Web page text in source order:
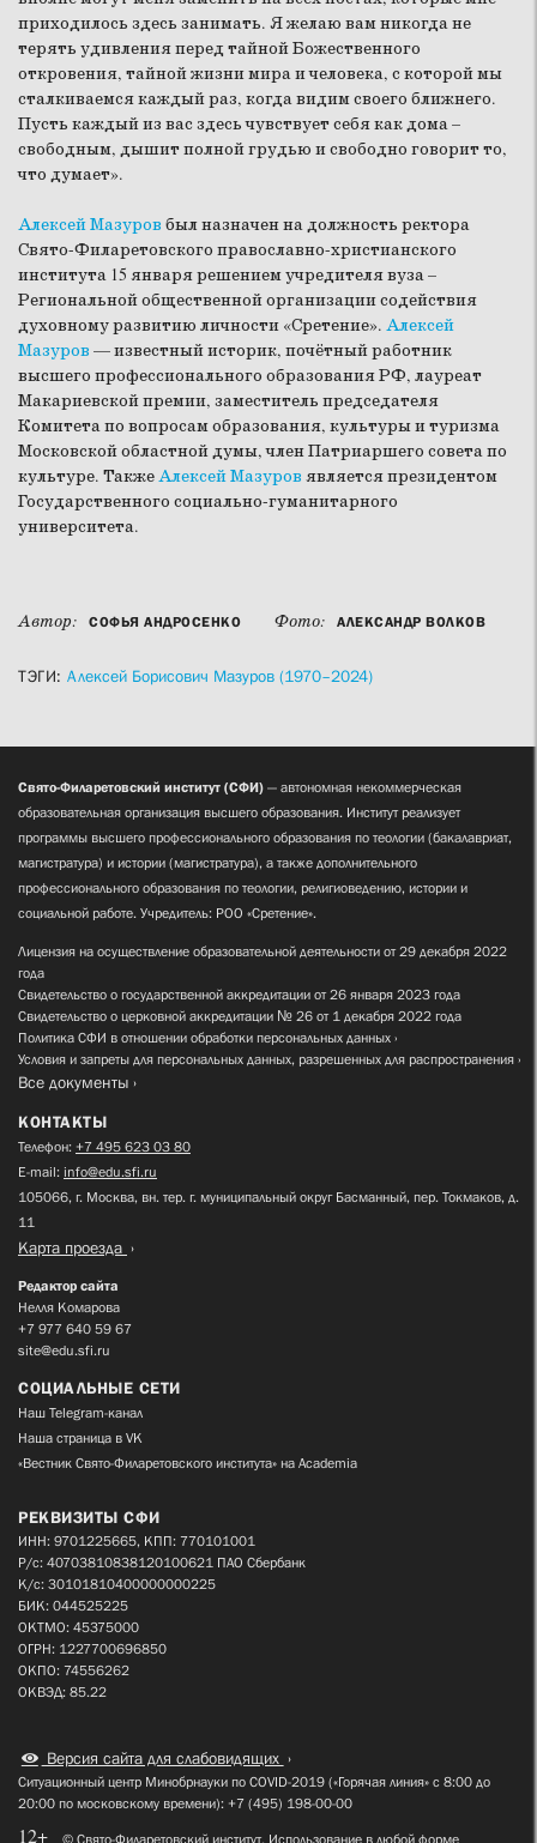
приходилось здесь занимать. Я желаю вам никогда не
терять удивления перед тайной Божественного
откровения, тайной жизни мира и человека, с которой мы
сталкиваемся каждый раз, когда видим своего ближнего.
Пусть каждый из вас здесь чувствует себя как дома –
свободным, дышит полной грудью и свободно говорит то,
что думает».
Алексей Мазуров был назначен на должность ректора
Свято-Филаретовского православно-христианского
института 15 января решением учредителя вуза –
Региональной общественной организации содействия
духовному развитию личности «Сретение». Алексей
Мазуров — известный историк, почётный работник
высшего профессионального образования РФ, лауреат
Макариевской премии, заместитель председателя
Комитета по вопросам образования, культуры и туризма
Московской областной думы, член Патриаршего совета по
культуре. ТакжеАлексей Мазуров является президентом
Государственного социально-гуманитарного
университета.
Автор: СОФЬЯ АНДРОСЕНКО Фото: АЛЕКСАНДР ВОЛКОВ
ТЭГИ: Алексей Борисович Мазуров (1970–2024)
Свято-Филаретовский институт (СФИ) — автономная некоммерческая
образовательная организация высшего образования. Институт реализует
программы высшего профессионального образования по теологии (бакалавриат,
магистратура) и истории (магистратура), а также дополнительного
профессионального образования по теологии, религиоведению, истории и
социальной работе. Учредитель: РОО «Сретение».
Лицензия на осуществление образовательной деятельности от 29 декабря 2022
года
Свидетельство о государственной аккредитации от 26 января 2023 года
Свидетельство о церковной аккредитации № 26 от 1 декабря 2022 года
Политика СФИ в отношении обработки персональных данных
Условия и запреты для персональных данных, разрешенных для распространения
Все документы
КОНТАКТЫ
Телефон: +7 495 623 03 80
E-mail: info@edu.sfi.ru
105066, г. Москва, вн. тер. г. муниципальный округ Басманный, пер. Токмаков, д.
11
Карта проезда
Редактор сайта
Нелля Комарова
+7 977 640 59 67
site@edu.sfi.ru
СОЦИАЛЬНЫЕ СЕТИ
Наш Telegram-канал
Наша страница в VK
«Вестник Свято-Филаретовского института» на Academia
РЕКВИЗИТЫ СФИ
ИНН: 9701225665, КПП: 770101001
Р/с: 40703810838120100621 ПАО Сбербанк
К/с: 30101810400000000225
БИК: 044525225
ОКТМО: 45375000
ОГРН: 1227700696850
ОКПО: 74556262
ОКВЭД: 85.22
Версия сайта для слабовидящих
Ситуационный центр Минобрнауки по COVID-2019 («Горячая линия» с 8:00 до
20:00 по московскому времени): +7 (495) 198-00-00
12+ © Свято-Филаретовский институт. Использование в любой форме